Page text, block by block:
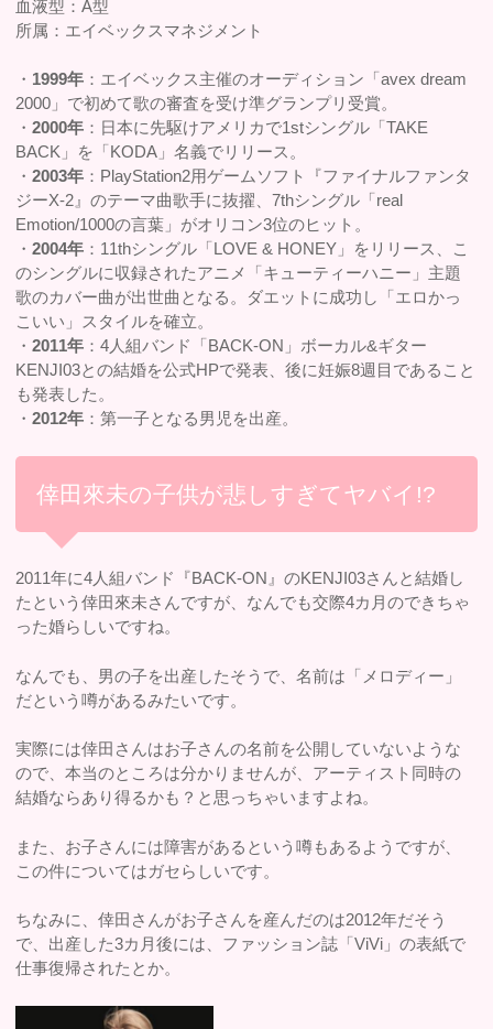
血液型：A型
所属：エイベックスマネジメント
・ 1999年 ：エイベックス主催のオーディション「avex dream
2000」で初めて歌の審査を受け準グランプリ受賞。
・2000年 ：日本に先駆けアメリカで1stシングル「TAKE
BACK」を「KODA」名義でリリース。
・2003年 ：PlayStation2用ゲームソフト『ファイナルファンタ
ジーX-2』のテーマ曲歌手に抜擢、7thシングル「real
Emotion/1000の言葉」がオリコン3位のヒット。
・2004年 ：11thシングル「LOVE & HONEY」をリリース、こ
のシングルに収録されたアニメ「キューティーハニー」主題
歌のカバー曲が出世曲となる。ダエットに成功し「エロかっ
こいい」スタイルを確立。
・2011年 ：4人組バンド「BACK-ON」ボーカル&ギター
KENJI03との結婚を公式HPで発表、後に妊娠8週目であること
も発表した。
・2012年 ：第一子となる男児を出産。
倖田來未の子供が悲しすぎてヤバイ!?
2011年に4人組バンド『BACK-ON』のKENJI03さんと結婚し
たという倖田來未さんですが、なんでも交際4カ月のできちゃ
った婚らしいですね。
なんでも、男の子を出産したそうで、名前は「メロディー」
だという噂があるみたいです。
実際には倖田さんはお子さんの名前を公開していないような
ので、本当のところは分かりませんが、アーティスト同時の
結婚ならあり得るかも？と思っちゃいますよね。
また、お子さんには障害があるという噂もあるようですが、
この件についてはガセらしいです。
ちなみに、倖田さんがお子さんを産んだのは2012年だそう
で、出産した3カ月後には、ファッション誌「ViVi」の表紙で
仕事復帰されたとか。